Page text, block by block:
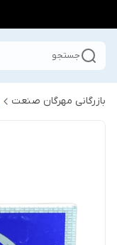
جستجو
بازرگانی مهرگان صنعت